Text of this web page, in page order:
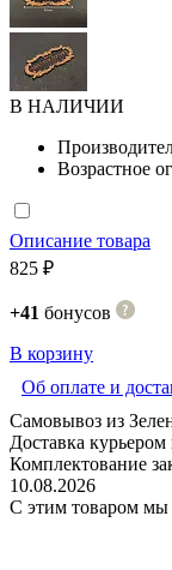
В НАЛИЧИИ
Возрастное
Описание товара
825 ₽
+41 бонусов
В корзину
Об оплате и
Самовывоз из
Доставка
Комплектование
10.08.2026
С этим товаром мы